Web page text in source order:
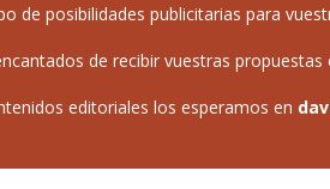
de posibilidades publicitarias para
de recibir vuestras propuestas
editoriales los esperamos en